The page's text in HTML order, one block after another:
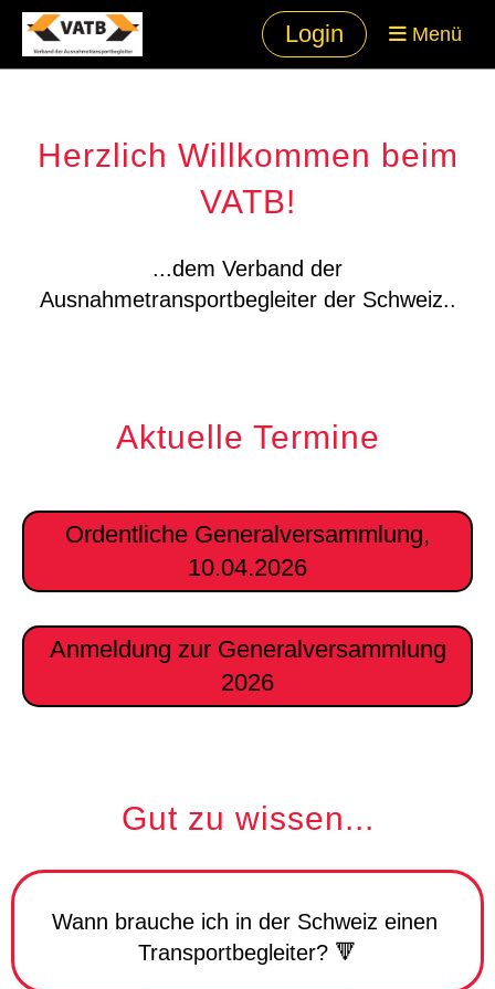
Login Menü
Herzlich Willkommen beim
VATB!
...dem Verband der
Ausnahmetransportbegleiter der Schweiz..
Aktuelle Termine
Ordentliche Generalversammlung,
10.04.2026
Anmeldung zur Generalversammlung
2026
Gut zu wissen...
Wann brauche ich in der Schweiz einen
Transportbegleiter? 🔻